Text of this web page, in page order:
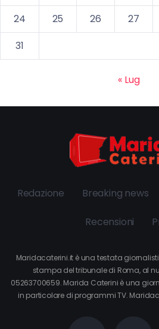
24
25 26 27
31
« Lug
Redazione Breaking news
Recensioni
Maridacaterini.it è una testata
stampa del tribunale di Roma, al
05263700659. Marida Caterini è una
in particolare di programmi TV.